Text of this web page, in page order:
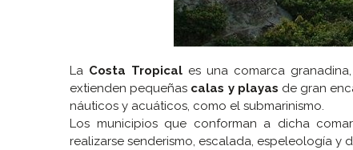
La Costa Tropical es una comarca
extienden pequeñas calas y playas de gran
náuticos y acuáticos, como el submarinismo.
Los municipios que conforman a dicha
realizarse senderismo, escalada, espeleología y